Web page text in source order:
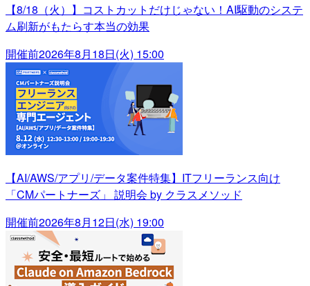
【8/18（火）】コストカットだけじゃない！AI駆動のシステ
ム刷新がもたらす本当の効果
開催前2026年8月18日(火) 15:00
【AI/AWS/アプリ/データ案件特集】ITフリーランス向け
「CMパートナーズ」 説明会 by クラスメソッド
開催前2026年8月12日(水) 19:00